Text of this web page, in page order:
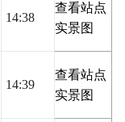
14:38
查看站点
实景图
14:39
查看站点
实景图